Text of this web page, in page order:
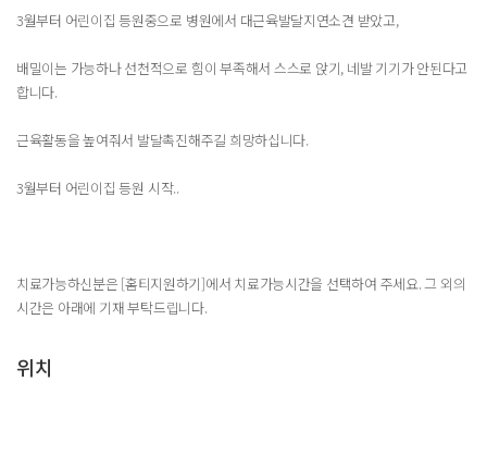
3월부터 어린이집 등원중으로 병원에서 대근육발달지연소견 받았고,
배밀이는 가능하나 선천적으로 힘이 부족해서 스스로 앉기, 네발 기기가 안된다고
합니다.
근육활동을 높여줘서 발달촉진해주길 희망하십니다.
3월부터 어린이집 등원 시작..
치료가능하신분은 [홈티지원하기]에서 치료가능시간을 선택하여 주세요. 그 외의
시간은 아래에 기재 부탁드립니다.
위치